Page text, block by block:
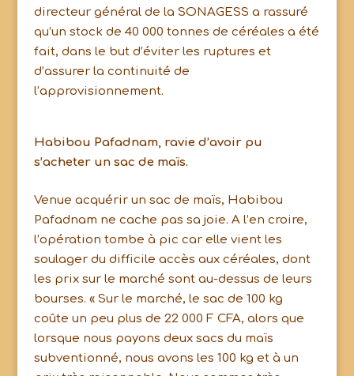
directeur général de la SONAGESS a rassuré
qu’un stock de 40 000 tonnes de céréales a été
fait, dans le but d’éviter les ruptures et
d’assurer la continuité de
l’approvisionnement.
Habibou Pafadnam, ravie d’avoir pu
s’acheter un sac de maïs.
Venue acquérir un sac de maïs, Habibou
Pafadnam ne cache pas sa joie. A l’en croire,
l’opération tombe à pic car elle vient les
soulager du difficile accès aux céréales, dont
les prix sur le marché sont au-dessus de leurs
bourses. « Sur le marché, le sac de 100 kg
coûte un peu plus de 22 000 F CFA, alors que
lorsque nous payons deux sacs du maïs
subventionné, nous avons les 100 kg et à un